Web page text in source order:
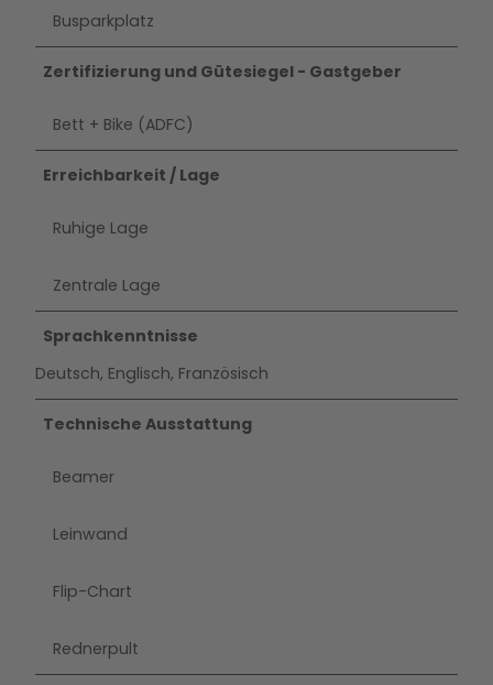
Busparkplatz
Zertifizierung und Gütesiegel - Gastgeber
Bett + Bike (ADFC)
Erreichbarkeit / Lage
Ruhige Lage
Zentrale Lage
Sprachkenntnisse
Deutsch, Englisch, Französisch
Technische Ausstattung
Beamer
Leinwand
Flip-Chart
Rednerpult